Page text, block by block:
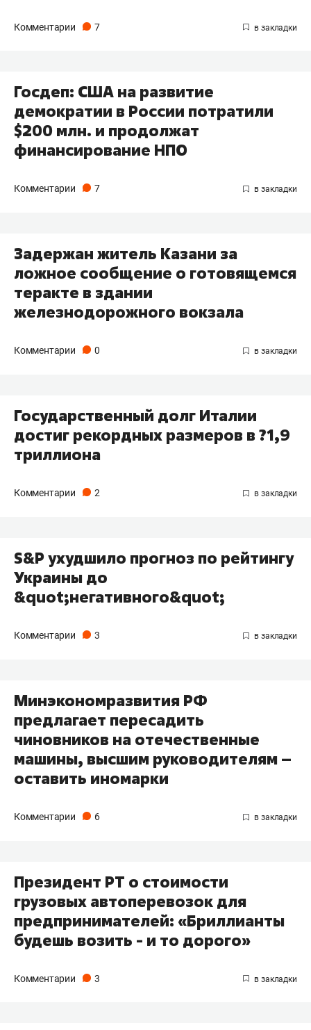
Комментарии 7
Госдеп: США на развитие
демократии в России потратили
$200 млн. и продолжат
финансирование НПО
Комментарии 7
Задержан житель Казани за
ложное сообщение о готовящемся
теракте в здании
железнодорожного вокзала
Комментарии 0
Государственный долг Италии
достиг рекордных размеров в ?1,9
триллиона
Комментарии 2
S&P ухудшило прогноз по рейтингу
Украины до
&quot;негативного&quot;
Комментарии 3
Минэкономразвития РФ
предлагает пересадить
чиновников на отечественные
машины, высшим руководителям –
оставить иномарки
Комментарии 6
Президент РТ о стоимости
грузовых автоперевозок для
предпринимателей: «Бриллианты
будешь возить - и то дорого»
Комментарии 3